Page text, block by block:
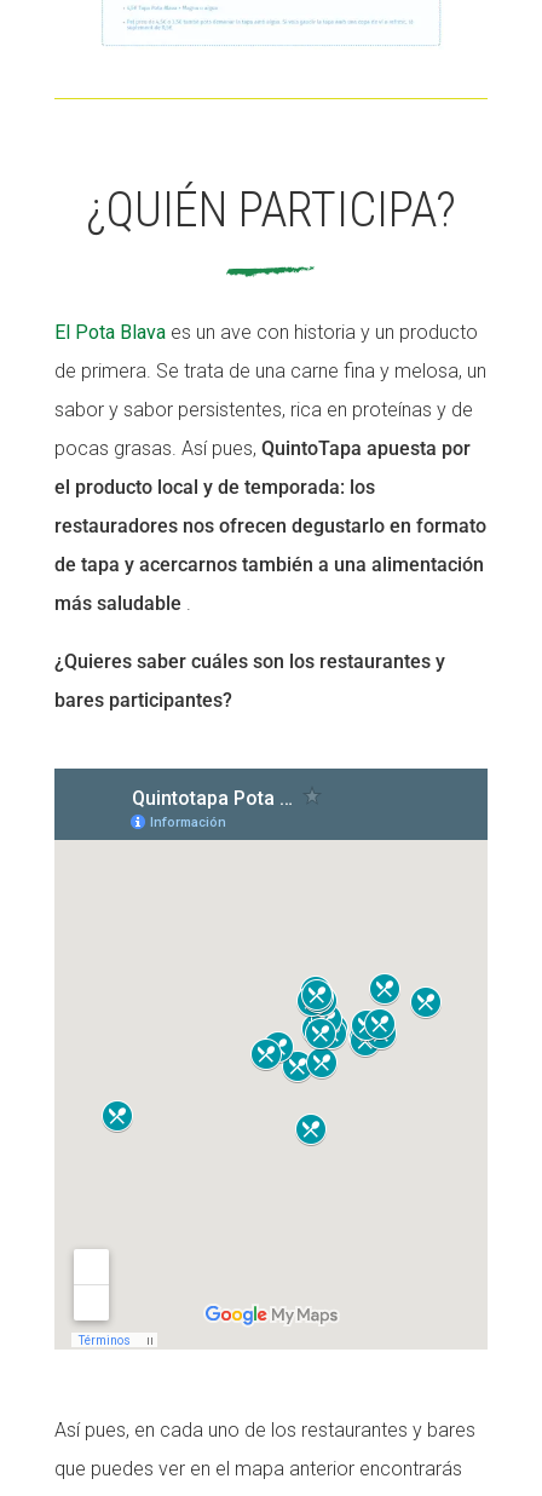
¿QUIÉN PARTICIPA?
El Pota Blavaes un ave con historia y un producto
de primera. Se trata de una carne fina y melosa, un
sabor y sabor persistentes, rica en proteínas y de
pocas grasas. Así pues, QuintoTapa apuesta por
el producto local y de temporada: los
restauradores nos ofrecen degustarlo en formato
de tapa y acercarnos también a una alimentación
más saludable .
¿Quieres saber cuáles son los restaurantes y
bares participantes?
Así pues, en cada uno de los restaurantes y bares
que puedes ver en el mapa anterior encontrarás
COL·LABORA
COL·LABORA